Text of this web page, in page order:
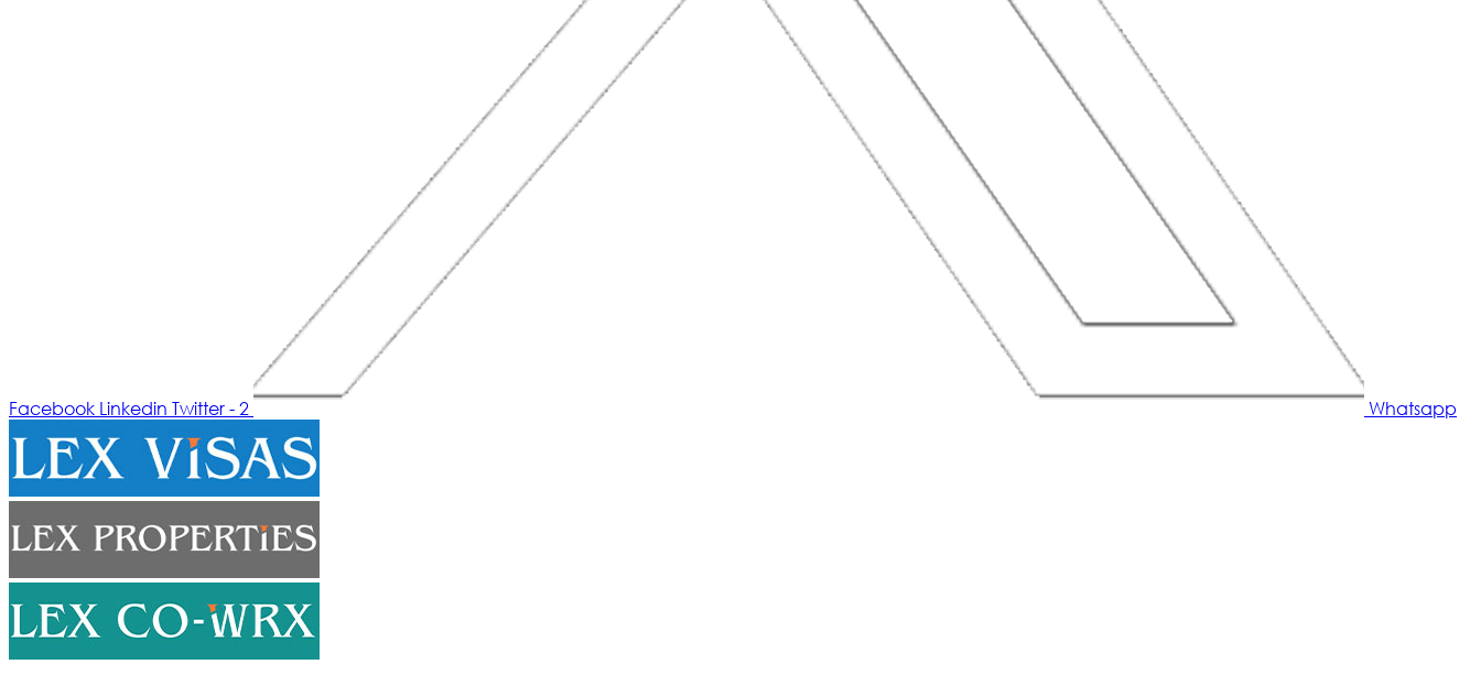
Facebook Linkedin Twitter - 2 Whatsapp